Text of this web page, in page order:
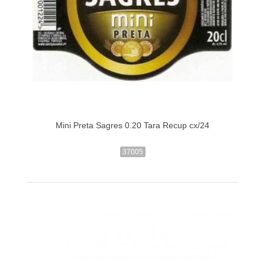
Mini Preta Sagres 0.20 Tara Recup cx/24
37005